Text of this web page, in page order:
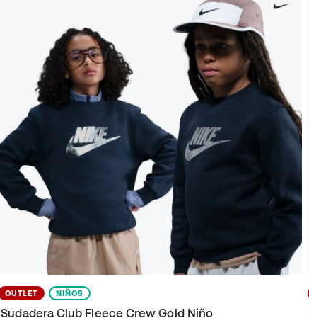
OUTLET NIÑOS
Sudadera Club Fleece Crew Gold Niño